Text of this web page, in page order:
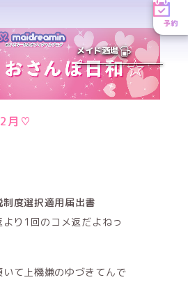
予約
メイド酒場
月♡
度選択適用届出書
り1回のコメ返だよねっ
いて上機嫌のゆづきてんで